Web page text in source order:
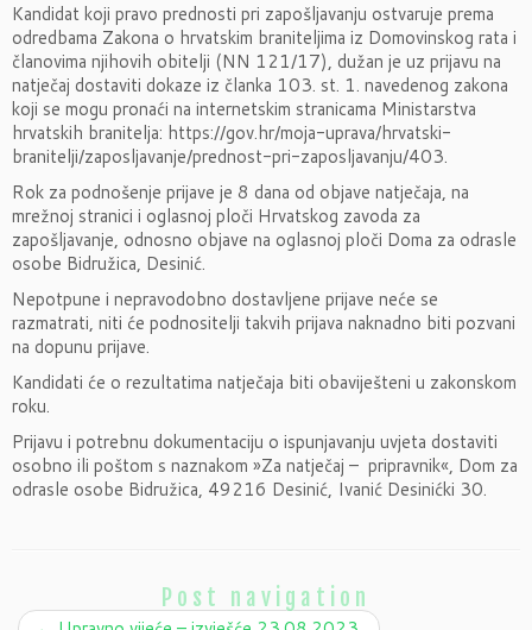
Kandidat koji pravo prednosti pri zapošljavanju ostvaruje prema
odredbama Zakona o hrvatskim braniteljima iz Domovinskog rata i
članovima njihovih obitelji (NN 121/17), dužan je uz prijavu na
natječaj dostaviti dokaze iz članka 103. st. 1. navedenog zakona
koji se mogu pronaći na internetskim stranicama Ministarstva
hrvatskih branitelja: https://gov.hr/moja-uprava/hrvatski-
branitelji/zaposljavanje/prednost-pri-zaposljavanju/403.
Rok za podnošenje prijave je 8 dana od objave natječaja, na
mrežnoj stranici i oglasnoj ploči Hrvatskog zavoda za
zapošljavanje, odnosno objave na oglasnoj ploči Doma za odrasle
osobe Bidružica, Desinić.
Nepotpune i nepravodobno dostavljene prijave neće se
razmatrati, niti će podnositelji takvih prijava naknadno biti pozvani
na dopunu prijave.
Kandidati će o rezultatima natječaja biti obaviješteni u zakonskom
roku.
Prijavu i potrebnu dokumentaciju o ispunjavanju uvjeta dostaviti
osobno ili poštom s naznakom »Za natječaj – pripravnik«, Dom za
odrasle osobe Bidružica, 49216 Desinić, Ivanić Desinićki 30.
Post navigation